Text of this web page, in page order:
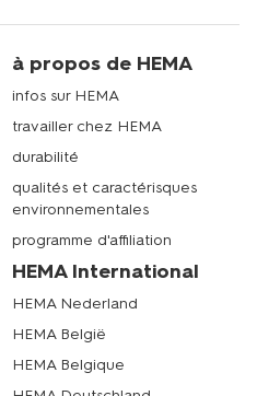
à propos de HEMA
infos sur HEMA
travailler chez HEMA
durabilité
qualités et caractérisques
environnementales
programme d'affiliation
HEMA International
HEMA Nederland
HEMA België
HEMA Belgique